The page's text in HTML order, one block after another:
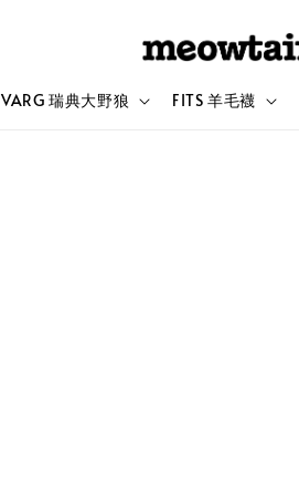
VARG 瑞典大野狼 FITS 羊毛襪